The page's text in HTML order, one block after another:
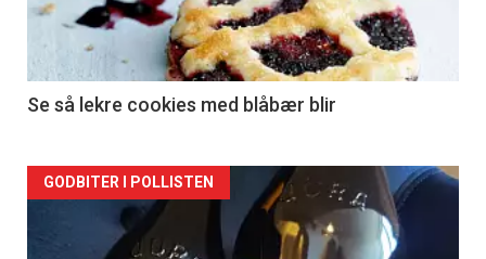
nå
2
Se så lekre cookies med blåbær blir
Forsiden
akkurat
GODBITER I POLLISTEN